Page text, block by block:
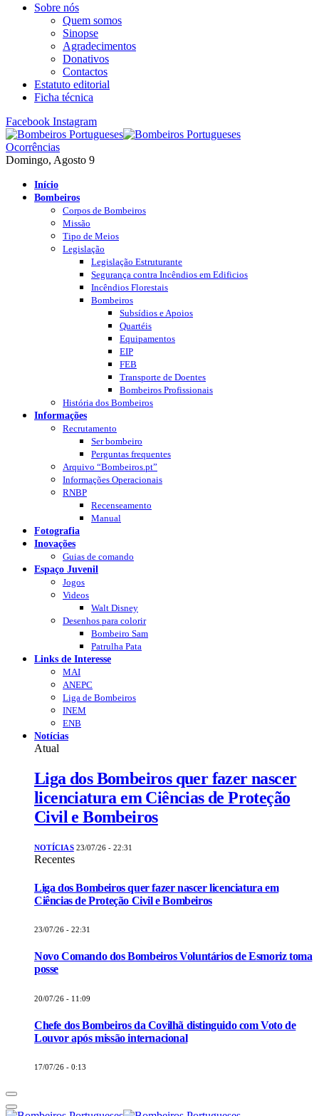
Sobre nós
Quem somos
Sinopse
Agradecimentos
Donativos
Contactos
Estatuto editorial
Ficha técnica
Facebook Instagram
Ocorrências
Domingo, Agosto 9
Início
Bombeiros
Corpos de Bombeiros
Missão
Tipo de Meios
Legislação
Legislação Estruturante
Segurança contra Incêndios em Edificios
Incêndios Florestais
Bombeiros
Subsídios e Apoios
Quartéis
Equipamentos
EIP
FEB
Transporte de Doentes
Bombeiros Profissionais
História dos Bombeiros
Informações
Recrutamento
Ser bombeiro
Perguntas frequentes
Arquivo “Bombeiros.pt”
Informações Operacionais
RNBP
Recenseamento
Manual
Fotografia
Inovações
Guias de comando
Espaço Juvenil
Jogos
Videos
Walt Disney
Desenhos para colorir
Bombeiro Sam
Patrulha Pata
Links de Interesse
MAI
ANEPC
Liga de Bombeiros
INEM
ENB
Notícias
Atual
Liga dos Bombeiros quer fazer nascer
licenciatura em Ciências de Proteção
Civil e Bombeiros
NOTÍCIAS 23/07/26 - 22:31
Recentes
Liga dos Bombeiros quer fazer nascer licenciatura em
Ciências de Proteção Civil e Bombeiros
23/07/26 - 22:31
Novo Comando dos Bombeiros Voluntários de Esmoriz toma
posse
20/07/26 - 11:09
Chefe dos Bombeiros da Covilhã distinguido com Voto de
Louvor após missão internacional
17/07/26 - 0:13